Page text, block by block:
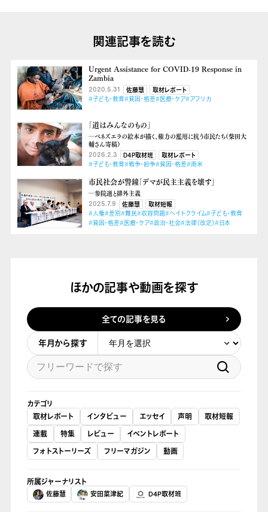
関連記事を読む
Urgent Assistance for COVID-19 Response in
Zambia
2020.5.31 佐藤慧
取材レポート
#子ども・教育#貧困・格差#医療・ケア#アフリカ
「道はみんなのもの」
―ベネズエラの絵本が描く、権力の濫用に抗う市民たち（柴田大
輔さん寄稿）
2026.2.3 D4P取材班
取材レポート
#子ども・教育#戦争・紛争#貧困・格差#南米
市民社会が警鐘「デマが民主主義を壊す」
―参院選と排外主義
2025.7.9 佐藤慧
取材短報
#人権#差別#難民#収容問題#ヘイトクライム#子ども・教育
#貧困・格差#医療・ケア#政治・社会#法律（改定）#日本
ほかの記事や動画を探す
全ての記事を見る
年月から探す
カテゴリ
取材レポート
インタビュー エッセイ 声明
取材短報
連載
特集 レビュー
イベントレポート
フォトストーリーズ
フリーマガジン 動画
所属ジャーナリスト
佐藤慧 安田菜津紀 D4P取材班